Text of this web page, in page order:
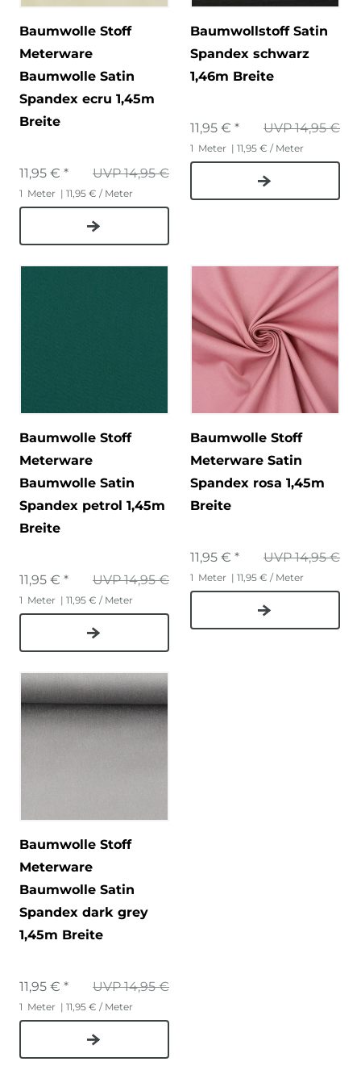
Baumwolle Stoff
Meterware
Baumwolle Satin
Spandex ecru 1,45m
Breite
UVP 14,95 €
11,95 € *
1 Meter | 11,95 € / Meter
Baumwollstoff Satin
Spandex schwarz
1,46m Breite
UVP 14,95 €
11,95 € *
1 Meter | 11,95 € / Meter
Baumwolle Stoff
Meterware
Baumwolle Satin
Spandex petrol 1,45m
Breite
UVP 14,95 €
11,95 € *
1 Meter | 11,95 € / Meter
Baumwolle Stoff
Meterware Satin
Spandex rosa 1,45m
Breite
UVP 14,95 €
11,95 € *
1 Meter | 11,95 € / Meter
Baumwolle Stoff
Meterware
Baumwolle Satin
Spandex dark grey
1,45m Breite
UVP 14,95 €
11,95 € *
1 Meter | 11,95 € / Meter